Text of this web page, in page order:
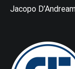
Jacopo